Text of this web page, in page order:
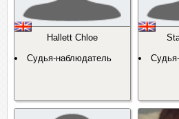
Hallett Chloe
Судья-наблюдатель